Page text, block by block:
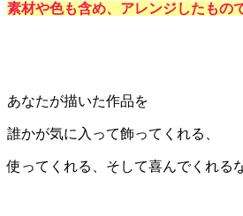
素材や色も含め、アレンジしたもの
あなたが描いた作品を
誰かが気に入って飾ってくれる、
使ってくれる、そして喜んでくれる